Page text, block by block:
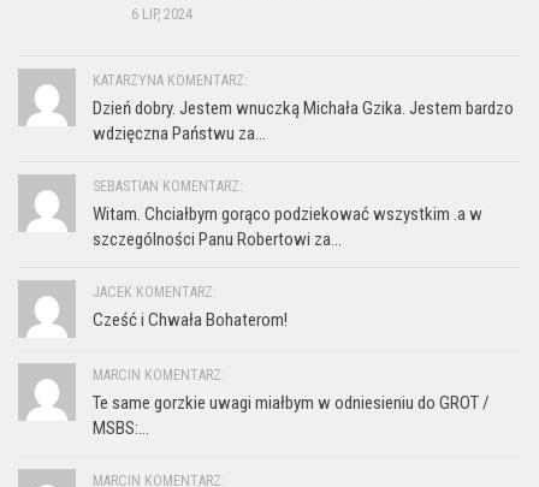
6 LIP, 2024
KATARZYNA KOMENTARZ:
Dzień dobry. Jestem wnuczką Michała Gzika. Jestem bardzo
wdzięczna Państwu za...
SEBASTIAN KOMENTARZ:
Witam. Chciałbym gorąco podziekować wszystkim .a w
szczególności Panu Robertowi za...
JACEK KOMENTARZ:
Cześć i Chwała Bohaterom!
MARCIN KOMENTARZ:
Te same gorzkie uwagi miałbym w odniesieniu do GROT /
MSBS:...
MARCIN KOMENTARZ: